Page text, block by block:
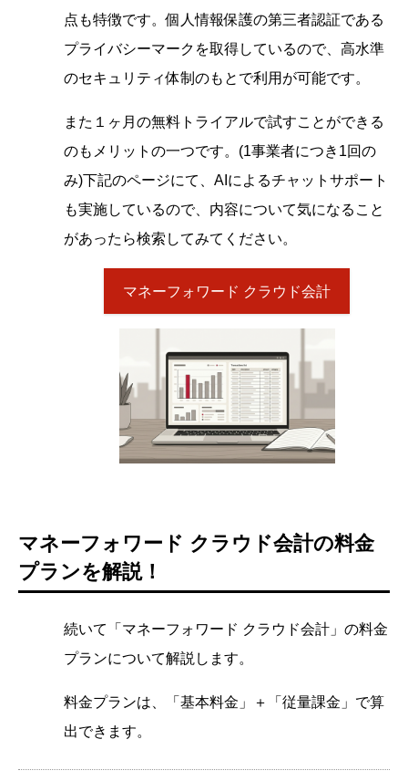
点も特徴です。個人情報保護の第三者認証である
プライバシーマークを取得しているので、高水準
のセキュリティ体制のもとで利用が可能です。
また１ヶ月の無料トライアルで試すことができる
のもメリットの一つです。(1事業者につき1回の
み)下記のページにて、AIによるチャットサポート
も実施しているので、内容について気になること
があったら検索してみてください。
マネーフォワード クラウド会計
マネーフォワード クラウド会計の料金
プランを解説！
続いて「マネーフォワード クラウド会計」の料金
プランについて解説します。
料金プランは、「基本料金」＋「従量課金」で算
出できます。